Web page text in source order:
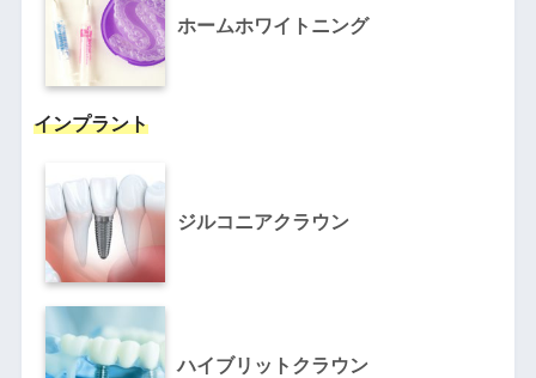
ホームホワイトニング
インプラント
ジルコニアクラウン
ハイブリットクラウン